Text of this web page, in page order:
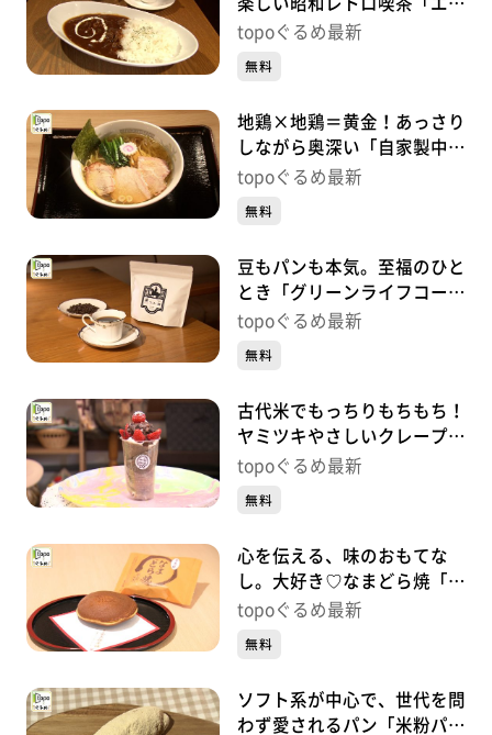
アン 東一店」（青葉区一番
topoぐるめ最新
無料
地鶏×地鶏＝黄金！あっさり
しながら奥深い「自家製中華
そば つむぎ」（多賀城市下
topoぐるめ最新
無料
豆もパンも本気。至福のひと
とき「グリーンライフコーヒ
ーロースター」（多賀城市高
topoぐるめ最新
無料
古代米でもっちりもちもち！
ヤミツキやさしいクレープ
「和歌珈琲」（多賀城市留ケ
topoぐるめ最新
無料
心を伝える、味のおもてな
し。大好き♡なまどら焼「榮
太楼 多賀城店」（多賀城市
topoぐるめ最新
無料
ソフト系が中心で、世代を問
わず愛されるパン「米粉パン